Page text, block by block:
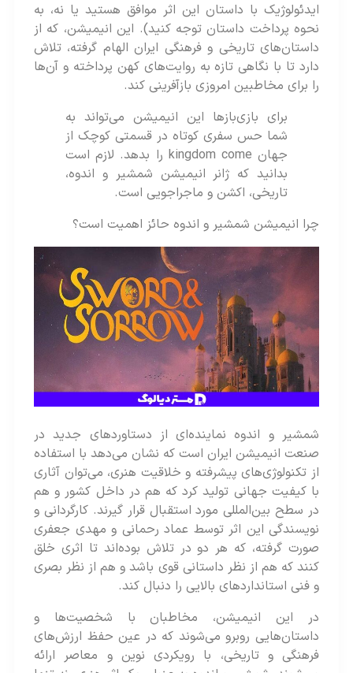
ایدئولوژیک با داستان این اثر موافق هستید یا نه، به
نحوه پرداخت داستان توجه کنید). این انیمیشن، که از
داستان‌های تاریخی و فرهنگی ایران الهام گرفته، تلاش
دارد تا با نگاهی تازه به روایت‌های کهن پرداخته و آن‌ها
را برای مخاطبین امروزی بازآفرینی کند.
برای بازی‌بازها این انیمیشن می‌تواند به
شما حس سفری کوتاه در قسمتی کوچک از
جهان kingdom come را بدهد. لازم است
بدانید که ژانر انیمیشن شمشیر و اندوه،
تاریخی، اکشن و ماجراجویی است.
چرا انیمیشن شمشیر و اندوه حائز اهمیت است؟
شمشیر و اندوه نماینده‌ای از دستاوردهای جدید در
صنعت انیمیشن ایران است که نشان می‌دهد با استفاده
از تکنولوژی‌های پیشرفته و خلاقیت هنری، می‌توان آثاری
با کیفیت جهانی تولید کرد که هم در داخل کشور و هم
در سطح بین‌المللی مورد استقبال قرار گیرند. کارگردانی و
نویسندگی این اثر توسط عماد رحمانی و مهدی جعفری
صورت گرفته، که هر دو در تلاش بوده‌‌اند تا اثری خلق
کنند که هم از نظر داستانی قوی باشد و هم از نظر بصری
و فنی استانداردهای بالایی را دنبال کند.
در این انیمیشن، مخاطبان با شخصیت‌ها و
داستان‌هایی روبرو می‌شوند که در عین حفظ ارزش‌های
فرهنگی و تاریخی، با رویکردی نوین و معاصر ارائه‌